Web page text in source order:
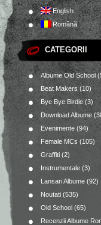
English
Română
CATEGORII
Albume Old School
Beat Makers(10)
Bye Bye Birdie(3)
Download Albume
Evenimente (94)
Female MCs (105)
Graffiti (2)
Instrumentale (3)
Lansari Albume (92)
Noutati (535)
Old School (65)
Recenzii Albume